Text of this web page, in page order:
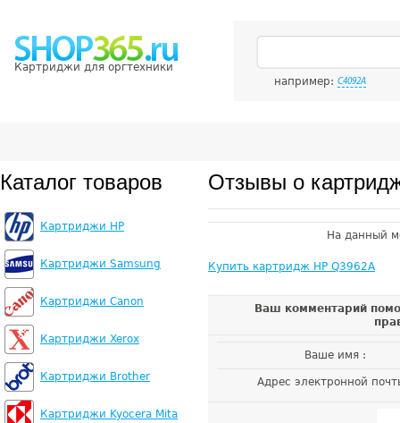
Картриджи для оргтехники
например: C4092A
Каталог товаров
Картриджи HP
Картриджи Samsung
Картриджи Canon
Картриджи Xerox
Картриджи Brother
Картриджи Kyocera Mita
Отзывы о
На данный
Купить картридж HP Q3962A
Ваш комментарий
Ваше имя :
Адрес электронной